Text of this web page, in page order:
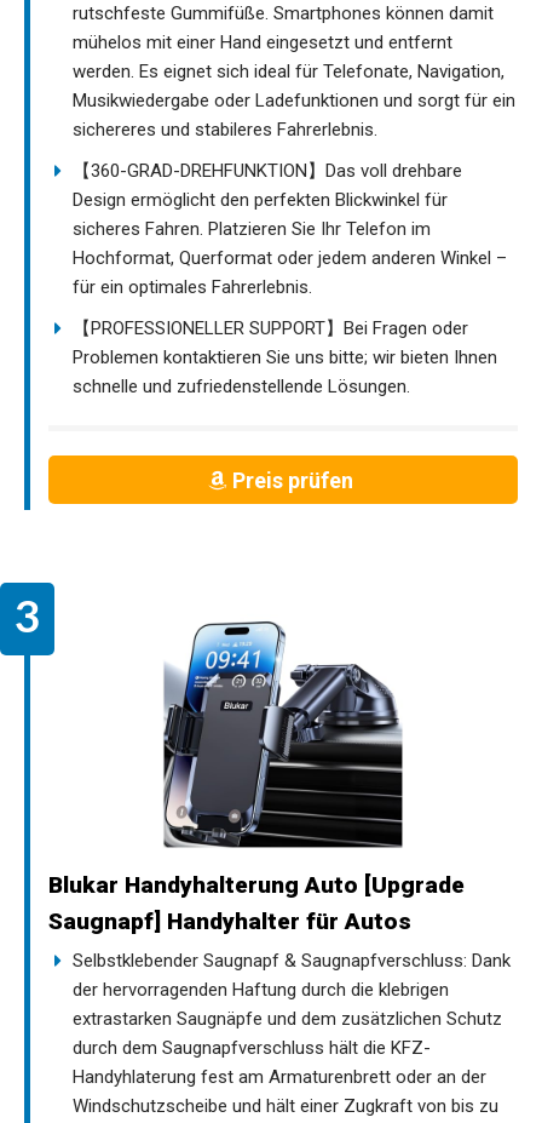
rutschfeste Gummifüße. Smartphones können damit
mühelos mit einer Hand eingesetzt und entfernt
werden. Es eignet sich ideal für Telefonate, Navigation,
Musikwiedergabe oder Ladefunktionen und sorgt für ein
sichereres und stabileres Fahrerlebnis.
【360-GRAD-DREHFUNKTION】Das voll drehbare
Design ermöglicht den perfekten Blickwinkel für
sicheres Fahren. Platzieren Sie Ihr Telefon im
Hochformat, Querformat oder jedem anderen Winkel –
für ein optimales Fahrerlebnis.
【PROFESSIONELLER SUPPORT】Bei Fragen oder
Problemen kontaktieren Sie uns bitte; wir bieten Ihnen
schnelle und zufriedenstellende Lösungen.
Preis prüfen
Blukar Handyhalterung Auto [Upgrade
Saugnapf] Handyhalter für Autos
Selbstklebender Saugnapf & Saugnapfverschluss: Dank
der hervorragenden Haftung durch die klebrigen
extrastarken Saugnäpfe und dem zusätzlichen Schutz
durch dem Saugnapfverschluss hält die KFZ-
Handyhlaterung fest am Armaturenbrett oder an der
Windschutzscheibe und hält einer Zugkraft von bis zu